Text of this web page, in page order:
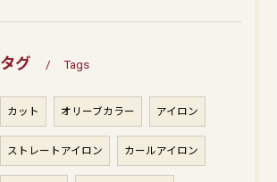
タグ Tags
カット オリーブカラー アイロン
ストレートアイロン カールアイロン